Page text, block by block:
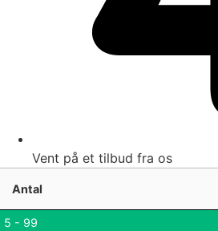
Vent på et tilbud fra os
Antal
5 - 99